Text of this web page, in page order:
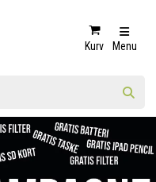
Kurv Menu